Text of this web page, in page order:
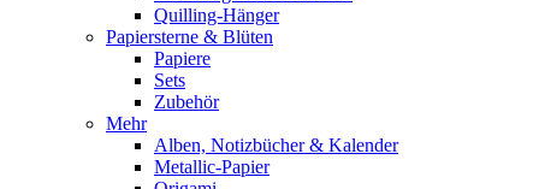
Quilling-Hänger
Papiersterne & Blüten
Papiere
Sets
Zubehör
Mehr
Alben, Notizbücher & Kalender
Metallic-Papier